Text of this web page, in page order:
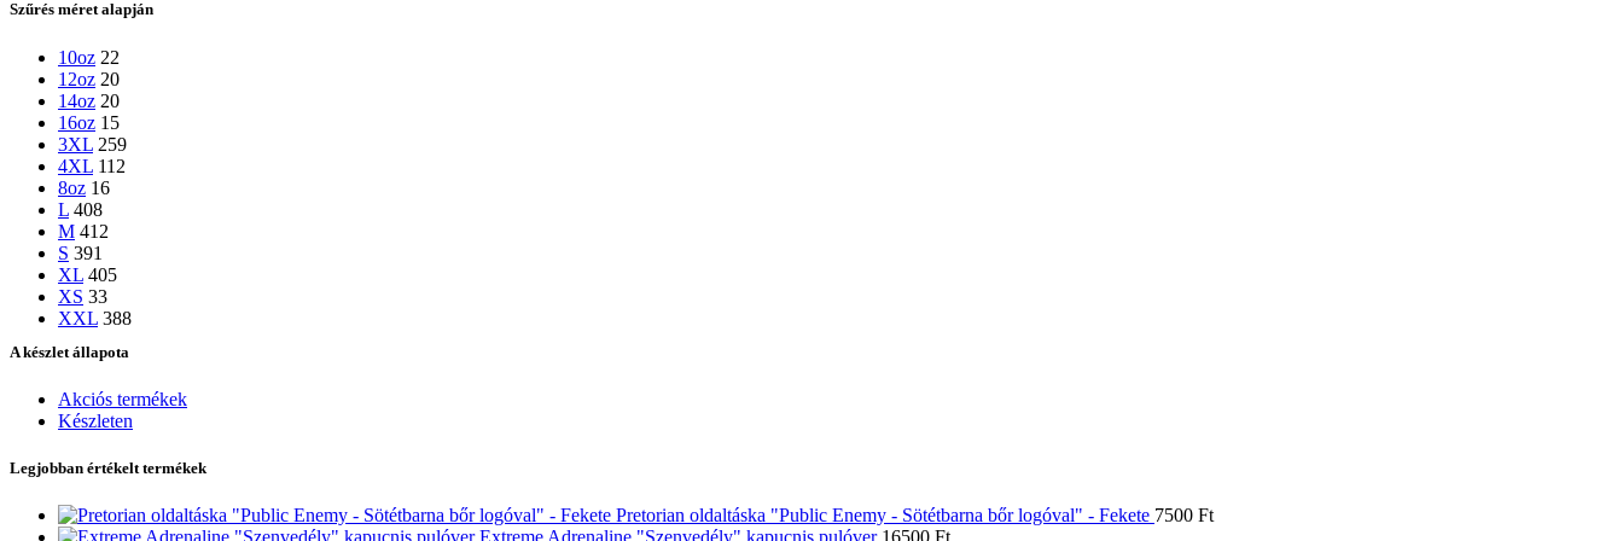
Szűrés méret alapján
10oz 22
12oz 20
14oz 20
16oz 15
3XL 259
4XL 112
8oz 16
L 408
M 412
S 391
XL 405
XS 33
XXL 388
A készlet állapota
Akciós termékek
Készleten
Legjobban értékelt termékek
Pretorian oldaltáska "Public Enemy - Sötétbarna bőr logóval" - Fekete 7500 Ft